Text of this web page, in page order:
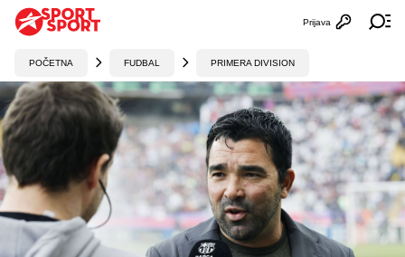
Otvori
Prijava
POČETNA FUDBAL PRIMERA DIVISION